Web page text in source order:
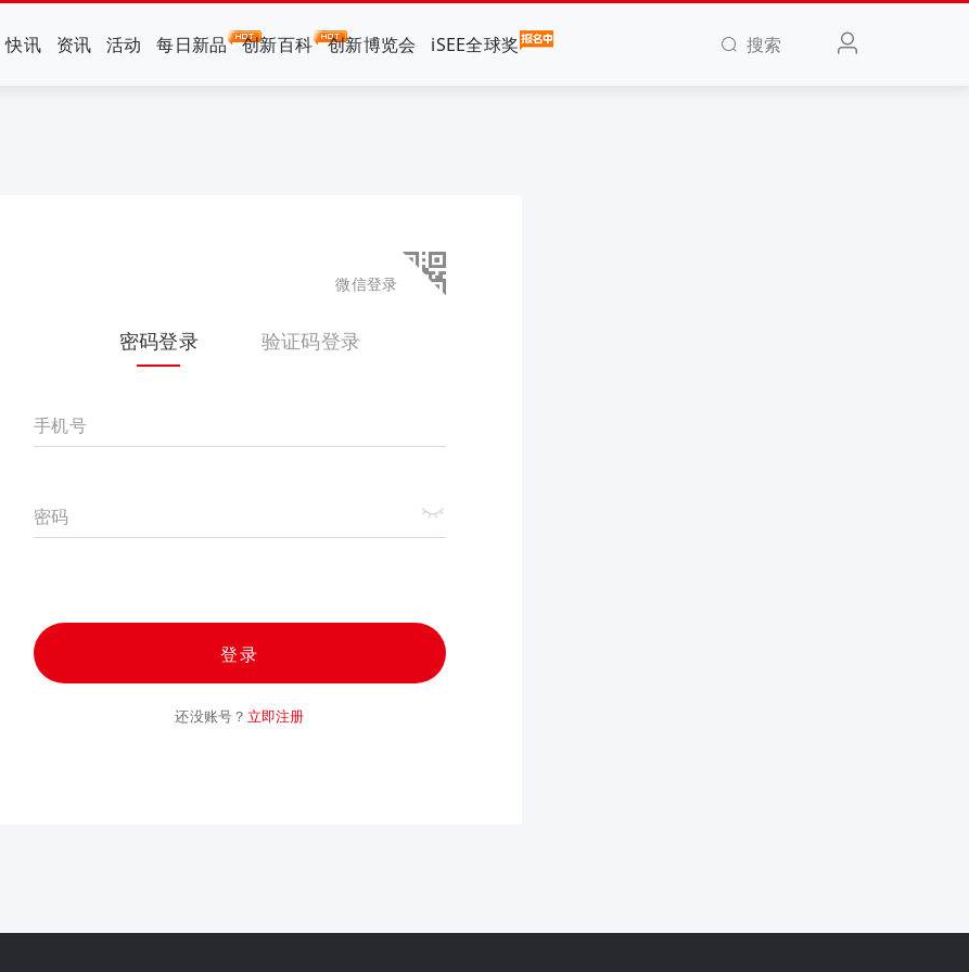
快讯 资讯 活动 每日新品 创新百科 创新博览会 iSEE全球奖 搜索
微信登录
密码登录 验证码登录
手机号
密码
登录
还没账号？ 立即注册